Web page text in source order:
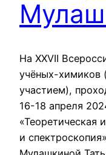
На XXVII
учёных-химиков
участием),
16-18 апреля
«Теоретическая
и